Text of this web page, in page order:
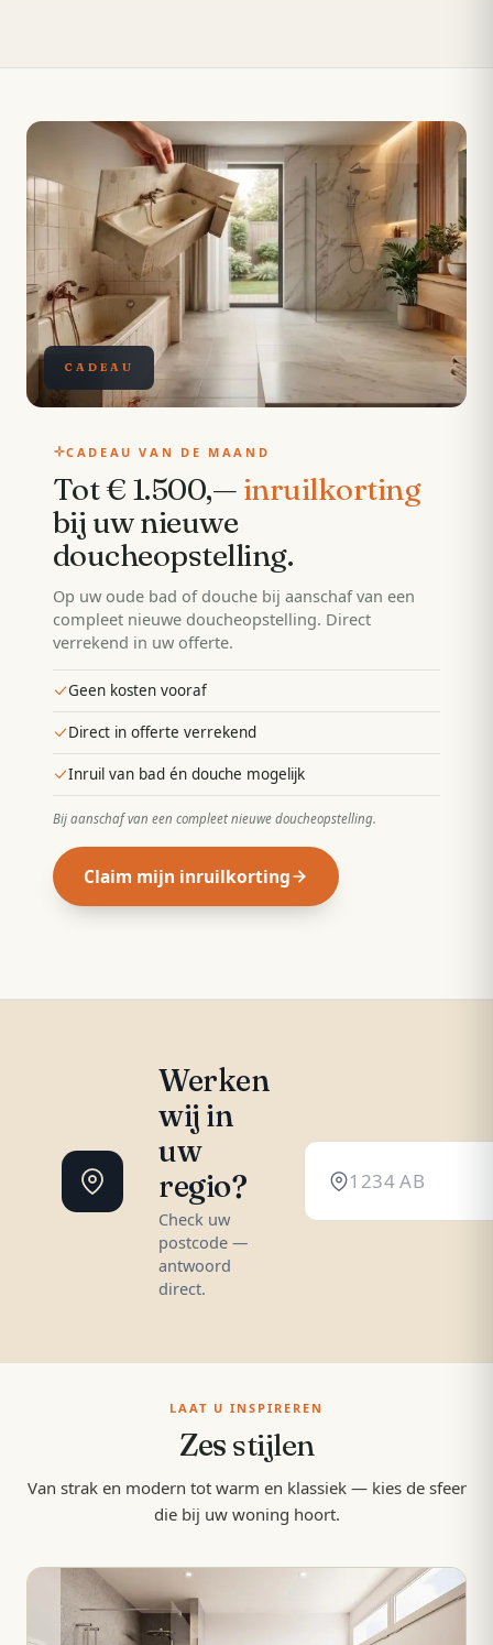
CADEAU
CADEAU VAN DE MAAND
Tot € 1.500,— inruilkorting
bij uw nieuwe
doucheopstelling.
Op uw oude bad of douche bij aanschaf van een
compleet nieuwe doucheopstelling. Direct
verrekend in uw offerte.
Geen kosten vooraf
Direct in offerte verrekend
Inruil van bad én douche mogelijk
Bij aanschaf van een compleet nieuwe doucheopstelling.
Claim mijn inruilkorting
Werken
wij in
uw
regio?
Check uw
postcode —
antwoord
direct.
LAAT U INSPIREREN
Zes stijlen
Van strak en modern tot warm en klassiek — kies de sfeer
die bij uw woning hoort.